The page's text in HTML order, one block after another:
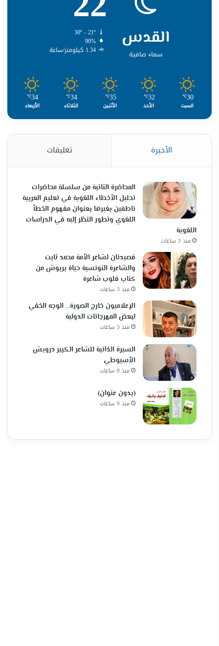
القدس
سماء صافية
30º - 21º
90%
1.34 كيلومتر/ساعة
30
℃
السبت
32
℃
الأحد
35
℃
الأثنين
34
℃
الثلاثاء
34
℃
الأربعاء
الأخيرة تعليقات
المحاضرة الثانية من سلسلة محاضرات
تحليل الأخطاء اللغوية في تعليم العربية
ناطقين بغيرها بعنوان مفهوم الخطأ
اللغوي وتطور النظر إليه في الدراسات
اللغوية
منذ 3 ساعات
قصيدتان لشاعر الأمة محمد ثابت
والشاعرة التونسية حياة بربوش من
كتاب قلوب شاعرة
منذ 3 ساعات
الإعلاميون خارج الصورة… الوجه الخفي
لبعض المهرجانات الدولية
منذ 3 ساعات
السيرة الذاتية للشاعر الكبير درويش
الأسيوطي
منذ 8 ساعات
(بدون عنوان)
منذ 9 ساعات